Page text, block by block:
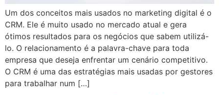
Um dos conceitos mais usados no marketing digital é o
CRM. Ele é muito usado no mercado atual e gera
ótimos resultados para os negócios que sabem utilizá-
lo. O relacionamento é a palavra-chave para toda
empresa que deseja enfrentar um cenário competitivo.
O CRM é uma das estratégias mais usadas por gestores
para trabalhar num […]